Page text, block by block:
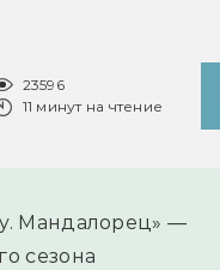
23596
11 минут на чтение
Мандалорец» —
сезона